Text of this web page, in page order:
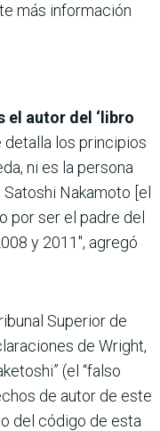
más información
el autor del ‘libro
detalla los principios
ni es la persona
Nakamoto [el
por ser el padre del
y 2011″, agregó
Superior de
de Wright,
(el “falso
de autor de este
del código de esta